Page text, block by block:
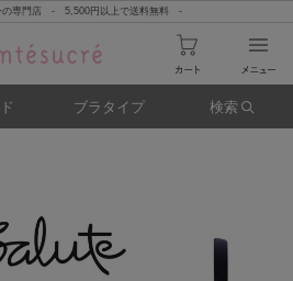
の専門店 - 5,500円以上で送料無料 -
ブラタイプ 検索